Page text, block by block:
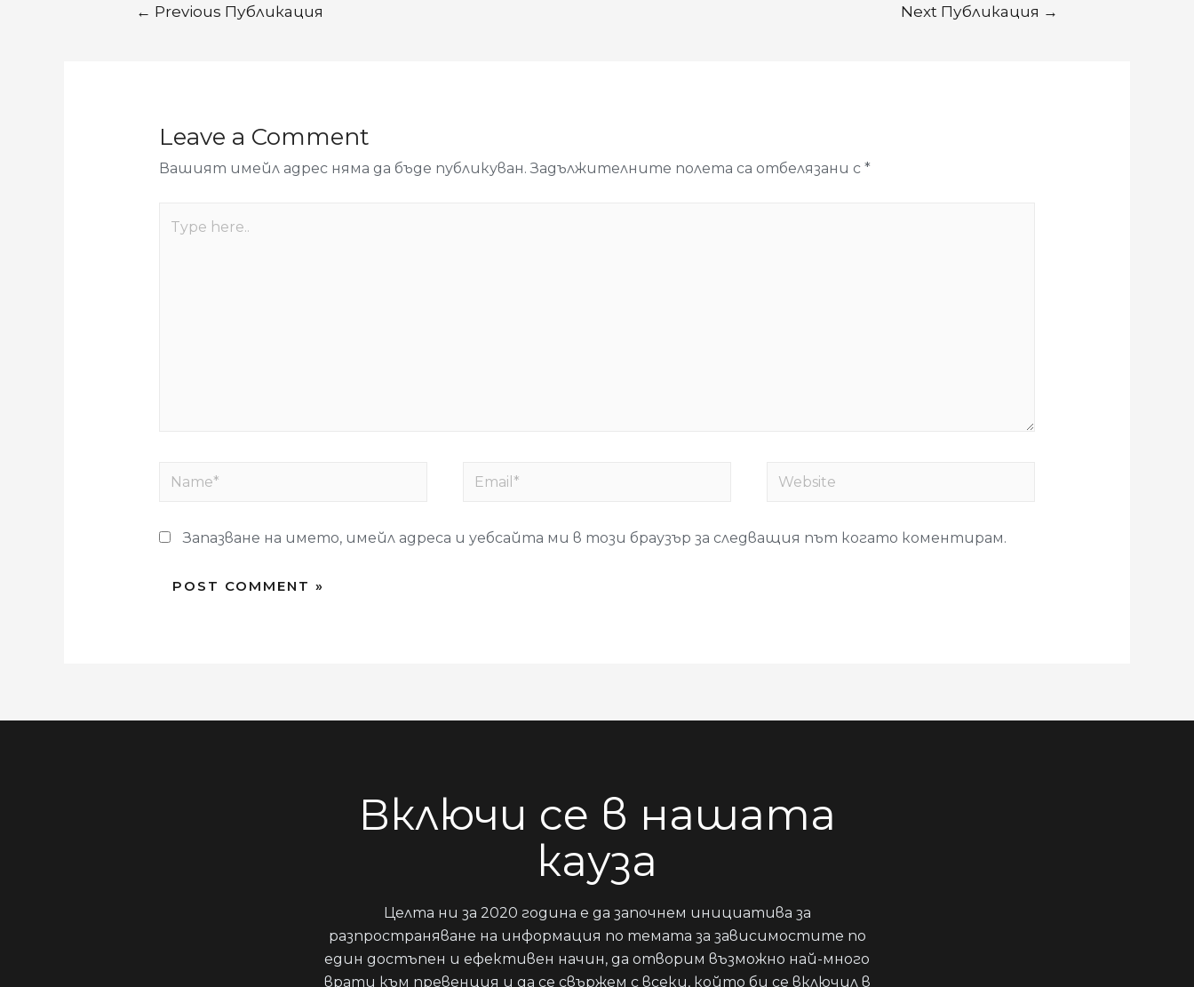
← Previous Публикация Next Публикация →
Leave a Comment
Вашият имейл адрес няма да бъде публикуван. Задължителните полета са отбелязани с *
Запазване на името, имейл адреса и уебсайта ми в този браузър за следващия път когато коментирам.
Включи се в нашата
кауза
Целта ни за 2020 година е да започнем инициатива за
разпространяване на информация по темата за зависимостите по
един достъпен и ефективен начин, да отворим възможно най-много
врати към превенция и да се свържем с всеки, който би се включил в